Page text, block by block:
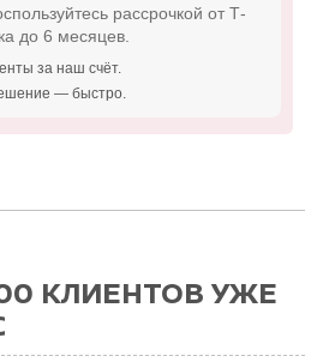
рассрочкой от Т-
до 6 месяцев.
за наш счёт.
— быстро.
КЛИЕНТОВ УЖЕ